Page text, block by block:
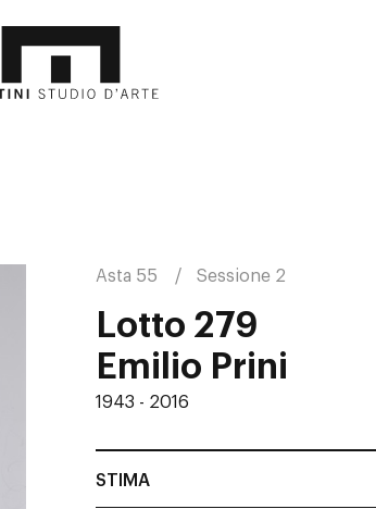
Asta 55 Sessione 2
Lotto 279
Emilio Prini
1943 - 2016
STIMA